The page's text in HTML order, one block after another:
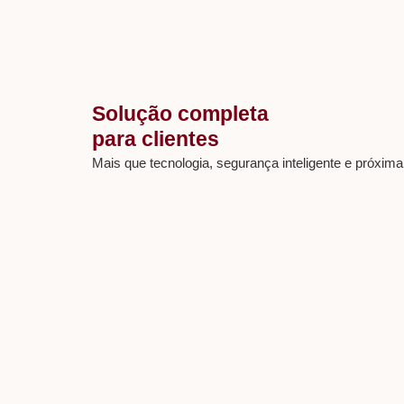
Solução completa
para clientes
Mais que tecnologia, segurança inteligente e